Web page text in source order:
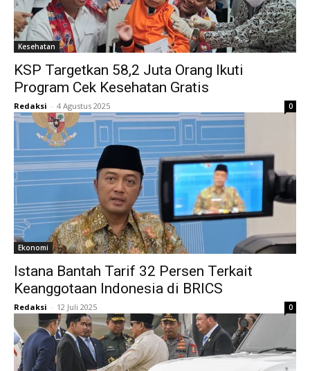
Kesehatan
KSP Targetkan 58,2 Juta Orang Ikuti
Program Cek Kesehatan Gratis
Redaksi - 4 Agustus 2025 0
Ekonomi
Istana Bantah Tarif 32 Persen Terkait
Keanggotaan Indonesia di BRICS
Redaksi - 12 Juli 2025 0